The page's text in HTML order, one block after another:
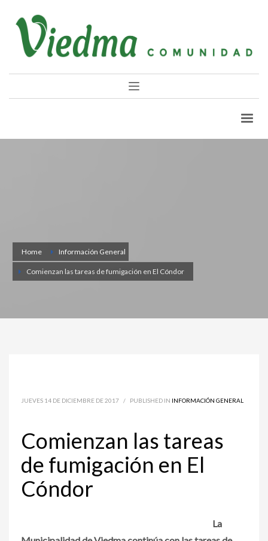
Home Información General
Comienzan las tareas de fumigación en El Cóndor
JUEVES 14 DE DICIEMBRE DE 2017 / PUBLISHED IN INFORMACIÓN GENERAL
Comienzan las tareas
de fumigación en El
Cóndor
La